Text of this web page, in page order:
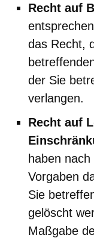
Recht auf
das Recht,
der Sie
verlangen.
Recht auf
haben
Vorgaben
Sie
gelöscht
Maßgabe